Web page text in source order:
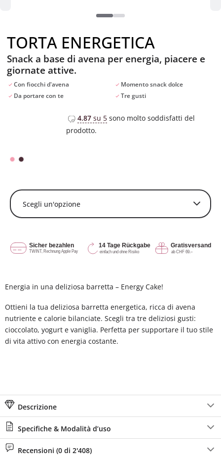
TORTA ENERGETICA
Snack a base di avena per energia, piacere e
giornate attive.
Con fiocchi d'avena
Momento snack dolce
Da portare con te
Tre gusti
4.87su 5sono molto soddisfatti del
prodotto.
Energia in una deliziosa barretta – Energy Cake!
Ottieni la tua deliziosa barretta energetica, ricca di avena
nutriente e calorie bilanciate. Scegli tra tre deliziosi gusti:
cioccolato, yogurt e vaniglia. Perfetta per supportare il tuo stile
di vita attivo con energia costante.
Descrizione
Specifiche & Modalità d’uso
Recensioni (0 di 2'408)